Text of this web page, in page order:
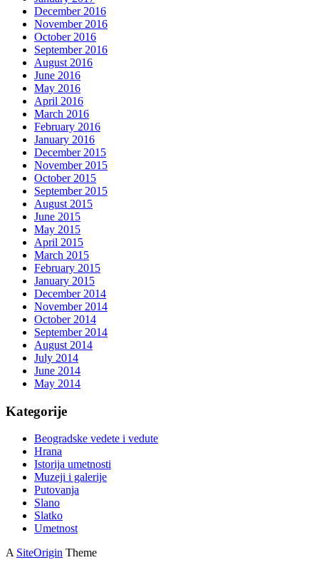
December 2016
November 2016
October 2016
September 2016
August 2016
June 2016
May 2016
April 2016
March 2016
February 2016
January 2016
December 2015
November 2015
October 2015
September 2015
August 2015
June 2015
May 2015
April 2015
March 2015
February 2015
January 2015
December 2014
November 2014
October 2014
September 2014
August 2014
July 2014
June 2014
May 2014
Kategorije
Beogradske vedete i vedute
Hrana
Istorija umetnosti
Muzeji i galerije
Putovanja
Slano
Slatko
Umetnost
A SiteOrigin Theme